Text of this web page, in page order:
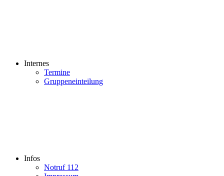
Internes
Termine
Gruppeneinteilung
Infos
Notruf 112